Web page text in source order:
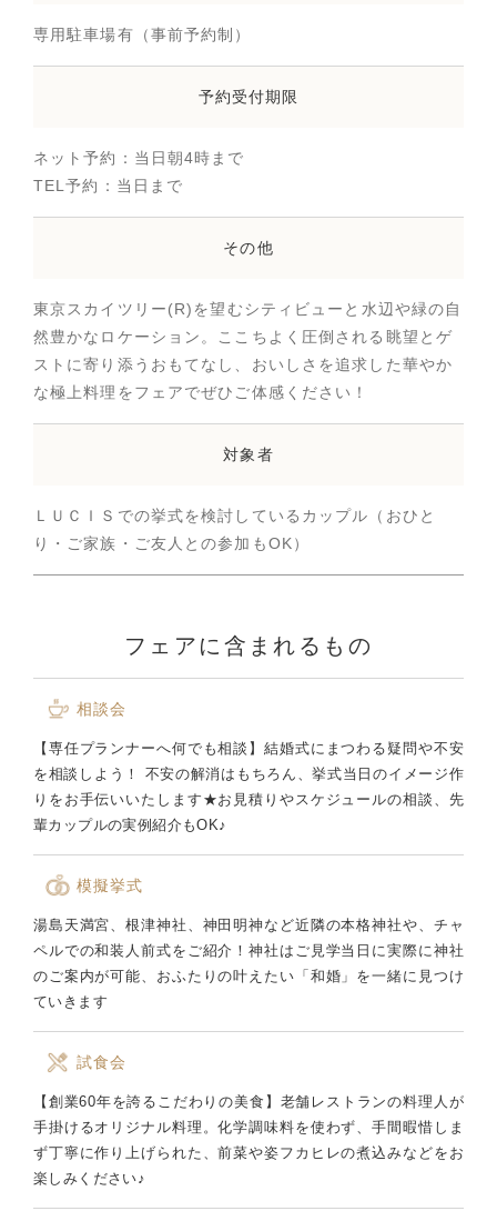
専用駐車場有（事前予約制）
予約受付期限
ネット予約：当日朝4時まで
TEL予約：当日まで
その他
東京スカイツリー(R)を望むシティビューと水辺や緑の自
然豊かなロケーション。ここちよく圧倒される眺望とゲ
ストに寄り添うおもてなし、おいしさを追求した華やか
な極上料理をフェアでぜひご体感ください！
対象者
ＬＵＣＩＳでの挙式を検討しているカップル（おひと
り・ご家族・ご友人との参加もOK）
フェアに含まれるもの
相談会
【専任プランナーへ何でも相談】結婚式にまつわる疑問や不安
を相談しよう！ 不安の解消はもちろん、挙式当日のイメージ作
りをお手伝いいたします★お見積りやスケジュールの相談、先
輩カップルの実例紹介もOK♪
模擬挙式
湯島天満宮、根津神社、神田明神など近隣の本格神社や、チャ
ペルでの和装人前式をご紹介！神社はご見学当日に実際に神社
のご案内が可能、おふたりの叶えたい「和婚」を一緒に見つけ
ていきます
試食会
【創業60年を誇るこだわりの美食】老舗レストランの料理人が
手掛けるオリジナル料理。化学調味料を使わず、手間暇惜しま
ず丁寧に作り上げられた、前菜や姿フカヒレの煮込みなどをお
楽しみください♪